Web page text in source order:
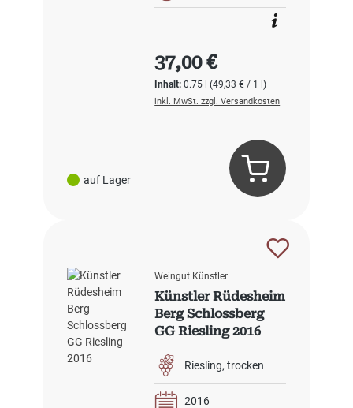
auf Lager
Inhalt:0.75 l(49,33 € / 1 l)
Regulärer Preis:
37,00 €
inkl. MwSt. zzgl. Versandkosten
Weingut Künstler
Künstler Rüdesheim
Berg Schlossberg
GG Riesling 2016
Riesling trocken
2016